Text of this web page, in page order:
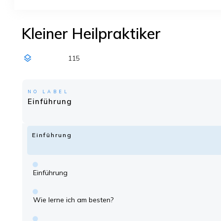
Kleiner Heilpraktiker
115
NO LABEL
Einführung
Einführung
Einführung
Wie lerne ich am besten?